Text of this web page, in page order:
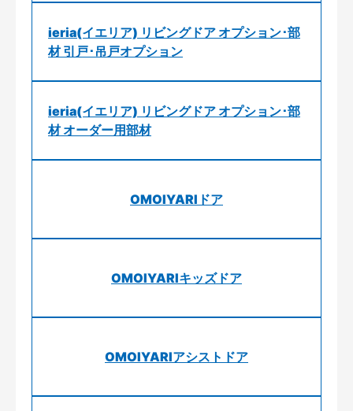
ieria(イエリア) リビングドア オプション･部
材 引戸･吊戸オプション
ieria(イエリア) リビングドア オプション･部
材 オーダー用部材
OMOIYARIドア
OMOIYARIキッズドア
OMOIYARIアシストドア